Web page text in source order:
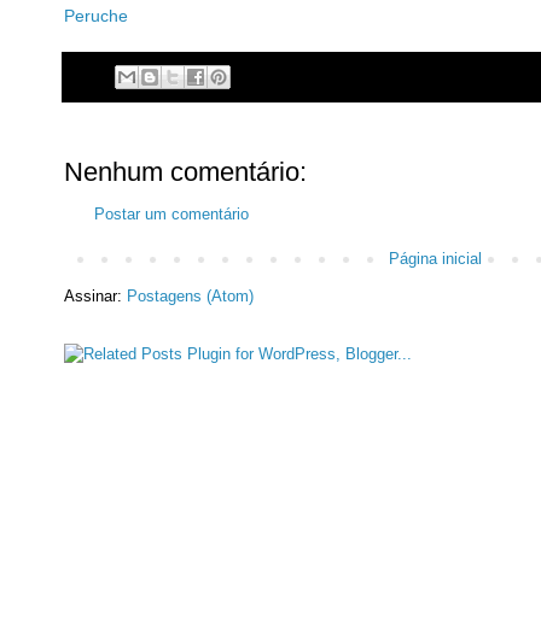
Peruche
Nenhum comentário:
Postar um comentário
Página inicial
Assinar: Postagens (Atom)